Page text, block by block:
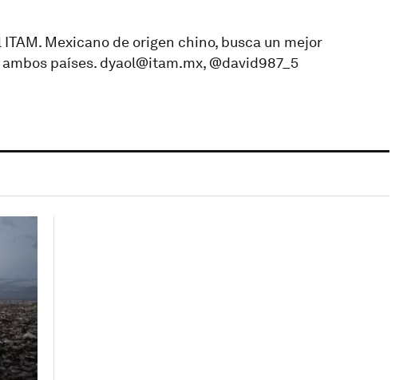
Mexicano de origen chino, busca un mejor
países. dyaol@itam.mx, @david987_5